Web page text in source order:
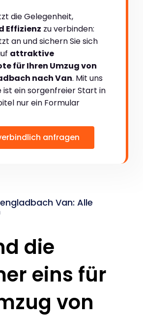
die Gelegenheit,
Effizienz zu verbinden:
an und sichern Sie sich
attraktive
für Ihren Umzug von
nach Van. Mit uns
ist ein sorgenfreier Start in
nur ein Formular
anfragen
Van: Alle
die
eins für
von